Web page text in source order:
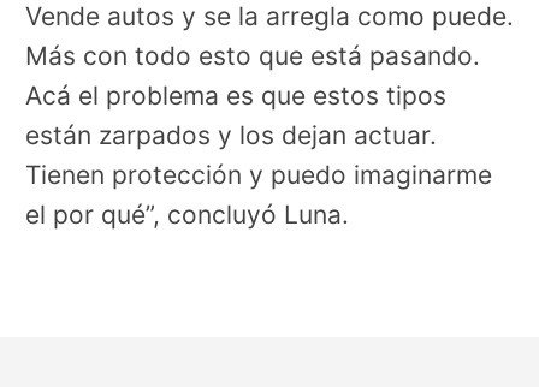
Vende autos y se la arregla como puede.
Más con todo esto que está pasando.
Acá el problema es que estos tipos
están zarpados y los dejan actuar.
Tienen protección y puedo imaginarme
el por qué”, concluyó Luna.